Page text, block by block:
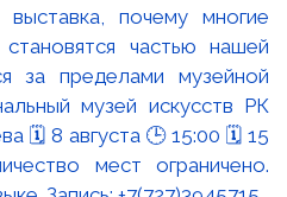
выставка, почему многие
частью нашей
за пределами музейной
музей искусств РК
🗓 8 августа 🕒 15:00 🗓 15
мест ограничено.